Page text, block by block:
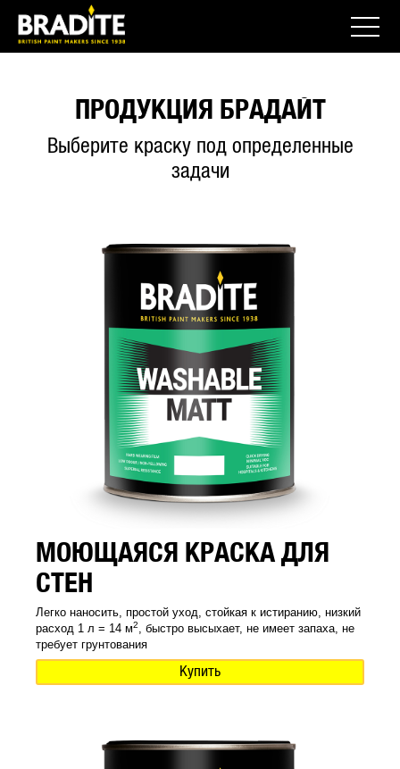
ПРОДУКЦИЯ БРАДАЙТ
Выберите краску под определенные
задачи
МОЮЩАЯСЯ КРАСКА ДЛЯ
СТЕН
Легко наносить, простой уход, стойкая к истиранию, низкий
расход 1 л = 14 м2
, быстро высыхает, не имеет запаха, не
требует грунтования
Купить